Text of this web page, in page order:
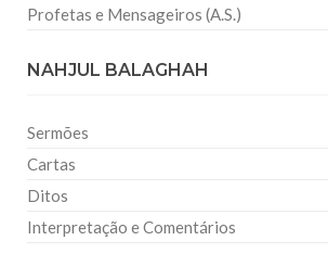
Profetas e Mensageiros (A.S.)
NAHJUL BALAGHAH
Sermões
Cartas
Ditos
Interpretação e Comentários